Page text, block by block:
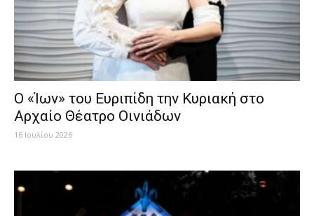
Ο «Ίων» του Ευριπίδη την Κυριακή στο
Αρχαίο Θέατρο Οινιάδων
16 Ιουλίου 2026